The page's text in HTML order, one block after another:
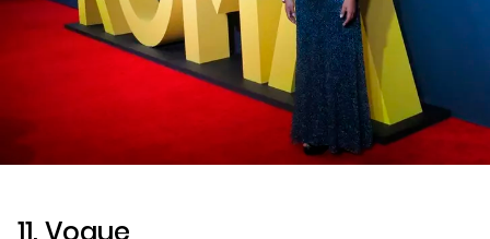
11. Vogue